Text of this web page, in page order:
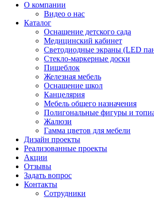
О компании
Видео о нас
Каталог
Оснащение детского сада
Медицинский кабинет
Светодиодные экраны (LED
Стекло-маркерные доски
Пищеблок
Железная мебель
Оснащение школ
Канцелярия
Мебель общего назначения
Полигональные фигуры и
Жалюзи
Гамма цветов для мебели
Дизайн проекты
Реализованные проекты
Акции
Отзывы
Задать вопрос
Контакты
Сотрудники